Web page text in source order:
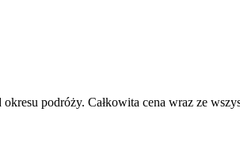
podróży. Całkowita cena wraz ze